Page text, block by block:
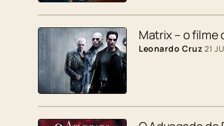
Matrix – o filme
Leonardo Cruz 21